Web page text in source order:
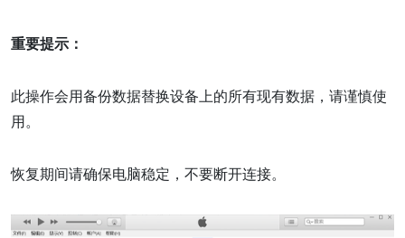
重要提示：
此操作会用备份数据替换设备上的所有现有数据，请谨慎使
用。
恢复期间请确保电脑稳定，不要断开连接。